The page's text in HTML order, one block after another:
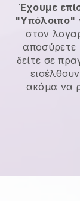
Έχουμε
"Υπόλοιπο"
στον
αποσύρετε
δείτε σε
ακόμα να